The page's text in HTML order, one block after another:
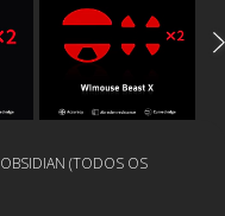
OBSIDIAN (TODOS OS